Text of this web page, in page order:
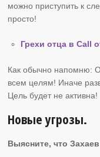
можно приступить к
просто!
Грехи отца в Call
Как обычно напомню:
всем целям! Иначе
Цель будет не активна!
Новые угрозы.
Выясните, что